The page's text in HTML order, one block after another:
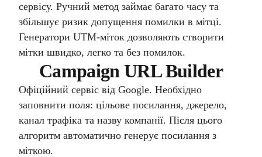
сервісу. Ручний метод займає багато часу та
збільшує ризик допущення помилки в мітці.
Генератори UTM-міток дозволяють створити
мітки швидко, легко та без помилок.
Campaign URL Builder
Офіційний сервіс від Google. Необхідно
заповнити поля: цільове посилання, джерело,
канал трафіка та назву компанії. Після цього
алгоритм автоматично генерує посилання з
міткою.